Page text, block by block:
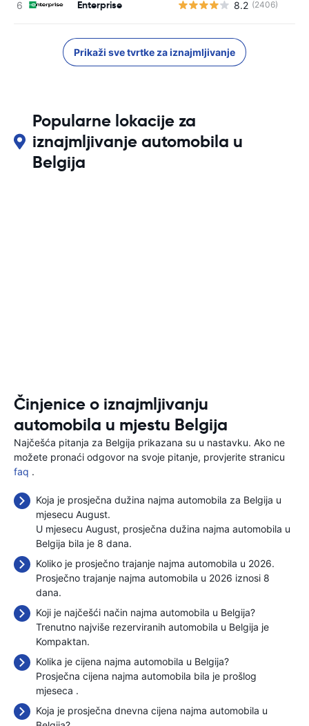
Enterprise 8.2 (2406)
Prikaži sve tvrtke za iznajmljivanje
Popularne lokacije za
iznajmljivanje automobila u
Belgija
Činjenice o iznajmljivanju
automobila u mjestu Belgija
Najčešća pitanja za Belgija prikazana su u nastavku. Ako ne
možete pronaći odgovor na svoje pitanje, provjerite stranicu
faq .
Koja je prosječna dužina najma automobila za Belgija u
mjesecu August.
U mjesecu August, prosječna dužina najma automobila u
Belgija bila je 8 dana.
Koliko je prosječno trajanje najma automobila u 2026.
Prosječno trajanje najma automobila u 2026 iznosi 8
dana.
Koji je najčešći način najma automobila u Belgija?
Trenutno najviše rezerviranih automobila u Belgija je
Kompaktan.
Kolika je cijena najma automobila u Belgija?
Prosječna cijena najma automobila bila je prošlog
mjeseca .
Koja je prosječna dnevna cijena najma automobila u